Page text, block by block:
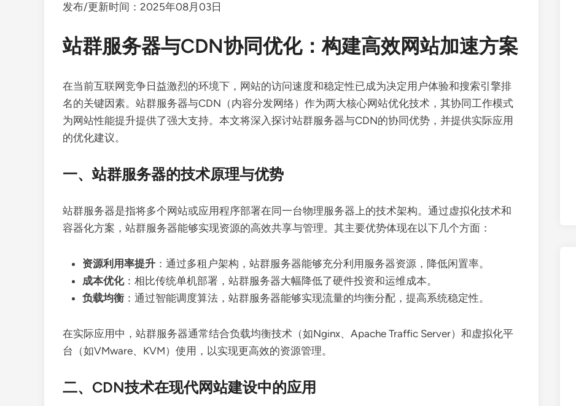
发布/更新时间：2025年08月03日
站群服务器与CDN协同优化：构建高效网站加速方案
在当前互联网竞争日益激烈的环境下，网站的访问速度和稳定性已成为决定用户体验和搜索引擎排
名的关键因素。站群服务器与CDN（内容分发网络）作为两大核心网站优化技术，其协同工作模式
为网站性能提升提供了强大支持。本文将深入探讨站群服务器与CDN的协同优势，并提供实际应用
的优化建议。
一、站群服务器的技术原理与优势
站群服务器是指将多个网站或应用程序部署在同一台物理服务器上的技术架构。通过虚拟化技术和
容器化方案，站群服务器能够实现资源的高效共享与管理。其主要优势体现在以下几个方面：
资源利用率提升 ：通过多租户架构，站群服务器能够充分利用服务器资源，降低闲置率。
成本优化：相比传统单机部署，站群服务器大幅降低了硬件投资和运维成本。
负载均衡 ：通过智能调度算法，站群服务器能够实现流量的均衡分配，提高系统稳定性。
在实际应用中，站群服务器通常结合负载均衡技术（如Nginx、Apache Traffic Server）和虚拟化平
台（如VMware、KVM）使用，以实现更高效的资源管理。
二、CDN技术在现代网站建设中的应用